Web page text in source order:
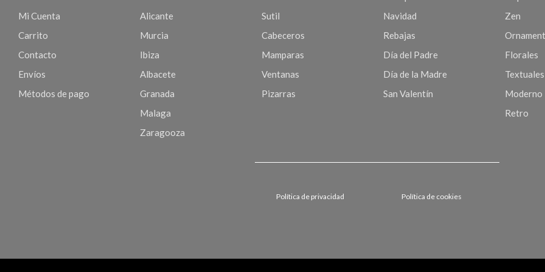
Mi Cuenta
Carrito
Contacto
Envíos
Métodos de pago
Alicante
Murcia
Ibiza
Albacete
Granada
Malaga
Zaragooza
Sutil
Cabeceros
Mamparas
Ventanas
Pizarras
Navidad
Rebajas
Día del Padre
Día de la Madre
San Valentín
Zen
Florales
Textuales
Moderno
Retro
Política de privacidad Política de cookies